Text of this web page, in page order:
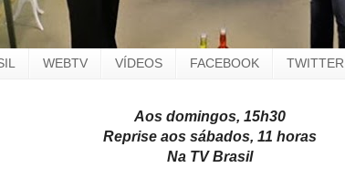
WEBTV VÍDEOS FACEBOOK TWITTER
Aos domingos, 15h30
Reprise aos sábados, 11 horas
Na TV Brasil